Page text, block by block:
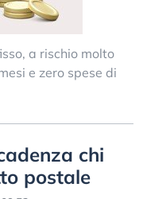
a rischio molto
e zero spese di
chi
postale